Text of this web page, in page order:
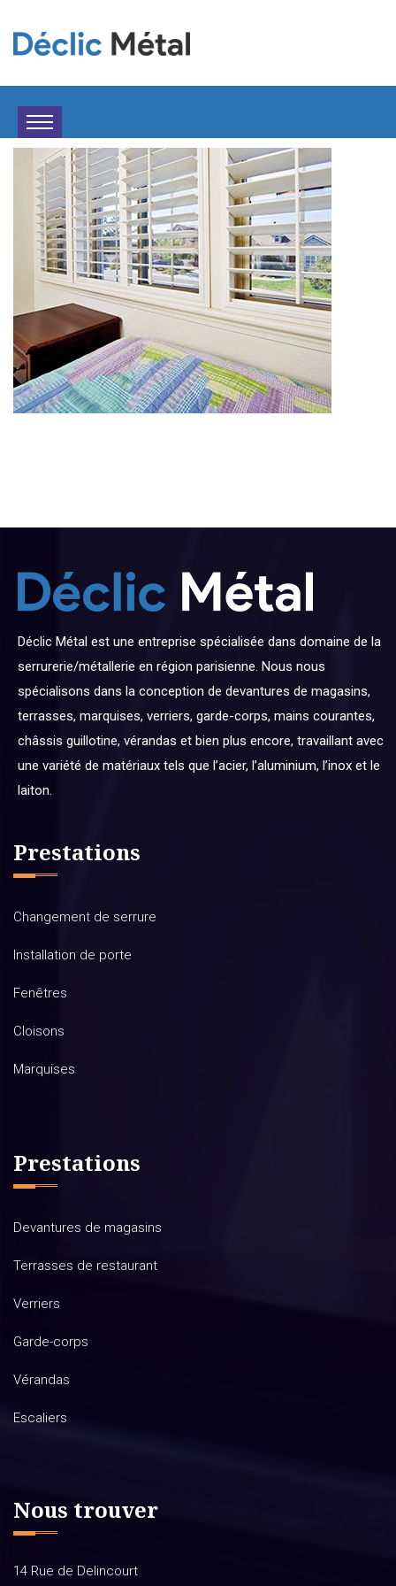
Déclic Métal est une entreprise spécialisée dans domaine de la
serrurerie/métallerie en région parisienne. Nous nous
spécialisons dans la conception de devantures de magasins,
terrasses, marquises, verriers, garde-corps, mains courantes,
châssis guillotine, vérandas et bien plus encore, travaillant avec
une variété de matériaux tels que l’acier, l’aluminium, l’inox et le
laiton.
Prestations
Changement de serrure
Installation de porte
Fenêtres
Cloisons
Marquises
Prestations
Devantures de magasins
Terrasses de restaurant
Verriers
Garde-corps
Vérandas
Escaliers
Nous trouver
14 Rue de Delincourt